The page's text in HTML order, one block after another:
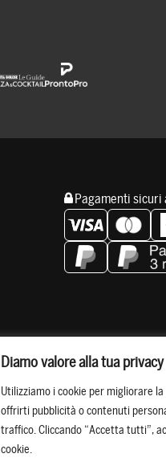
Diamo valore alla tua privacy
Utilizziamo i cookie per migliorare
offrirti pubblicità o contenuti
traffico. Cliccando “Accetta tutti”,
cookie.
Pagamenti sicuri